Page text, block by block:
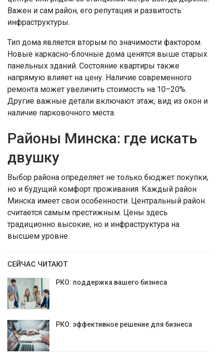
Важен и сам район, его репутация и развитость
инфраструктуры.
Тип дома является вторым по значимости фактором.
Новые каркасно-блочные дома ценятся выше старых
панельных зданий. Состояние квартиры также
напрямую влияет на цену. Наличие современного
ремонта может увеличить стоимость на 10–20%.
Другие важные детали включают этаж, вид из окон и
наличие парковочного места.
Районы Минска: где искать
двушку
Выбор района определяет не только бюджет покупки,
но и будущий комфорт проживания. Каждый район
Минска имеет свои особенности. Центральный район
считается самым престижным. Цены здесь
традиционно высокие, но и инфраструктура на
высшем уровне.
СЕЙЧАС ЧИТАЮТ
РКО: поддержка вашего бизнеса
РКО: эффективное решение для бизнеса